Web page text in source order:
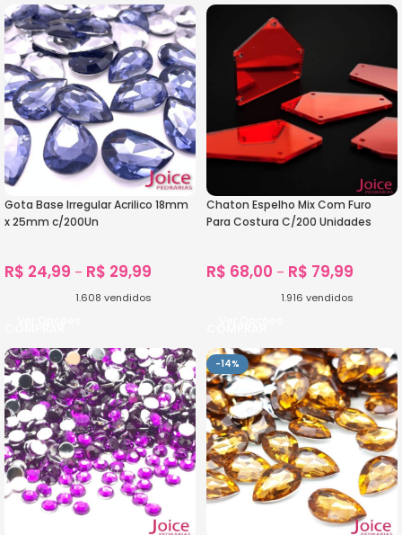
Gota Base Irregular Acrilico 18mm
x 25mm c/200Un
R$ 24,99 – R$ 29,99
1.608 vendidos
Chaton Espelho Mix Com Furo
Para Costura C/200 Unidades
R$ 68,00 – R$ 79,99
1.916 vendidos
-14%